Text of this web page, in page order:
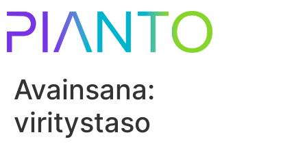
Avainsana:
viritystaso